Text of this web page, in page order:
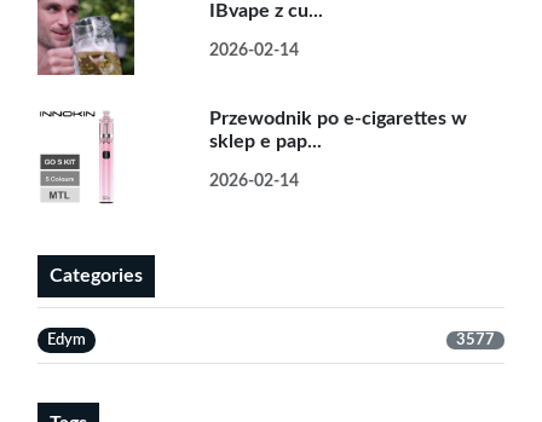
IBvape z cu...
2026-02-14
Przewodnik po e-cigarettes w
sklep e pap...
2026-02-14
Categories
Edym 3577